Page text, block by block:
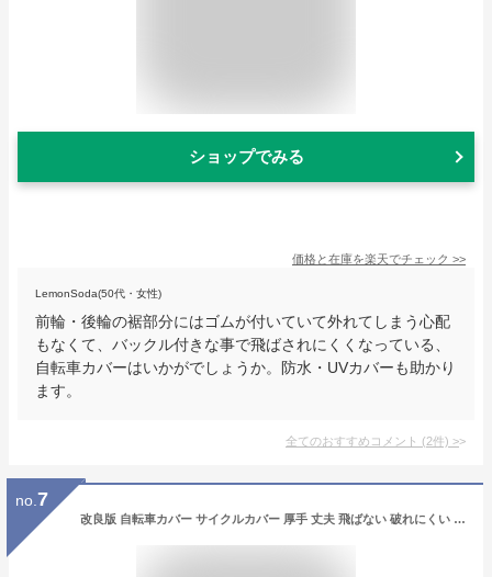
ショップでみる
価格と在庫を楽天でチェック >>
LemonSoda(50代・女性)
前輪・後輪の裾部分にはゴムが付いていて外れてしまう心配
もなくて、バックル付きな事で飛ばされにくくなっている、
自転車カバーはいかがでしょうか。防水・UVカバーも助かり
ます。
全てのおすすめコメント (2件) >
no. 7
改良版 自転車カバー サイクルカバー 厚手 丈夫 飛ばない 破れにくい 29インチ